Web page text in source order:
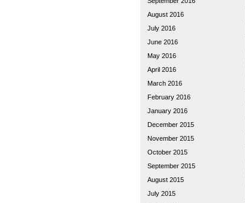
August 2016
July 2016
June 2016
May 2016
April 2016
March 2016
February 2016
January 2016
December 2015
November 2015
October 2015
September 2015
August 2015
July 2015